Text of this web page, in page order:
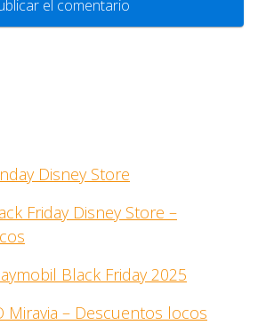
Disney Store
Friday Disney Store –
Black Friday 2025
Miravia – Descuentos locos